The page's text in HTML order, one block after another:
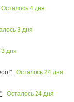
Осталось 4 дня
3 дня
3 дня
Осталось 24 дня
Осталось 24 дня